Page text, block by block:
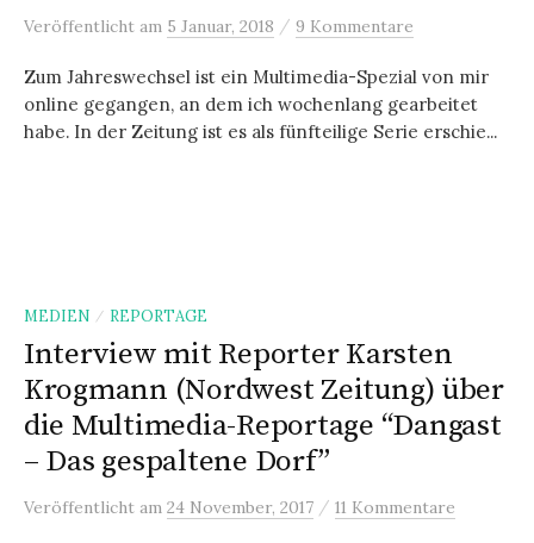
Veröffentlicht am 5 Januar, 2018 / 9 Kommentare
Zum Jahreswechsel ist ein Multimedia-Spezial von mir
online gegangen, an dem ich wochenlang gearbeitet
habe. In der Zeitung ist es als fünfteilige Serie erschie...
MEDIEN / REPORTAGE
Interview mit Reporter Karsten
Krogmann (Nordwest Zeitung) über
die Multimedia-Reportage “Dangast
– Das gespaltene Dorf”
Veröffentlicht am 24 November, 2017 / 11 Kommentare